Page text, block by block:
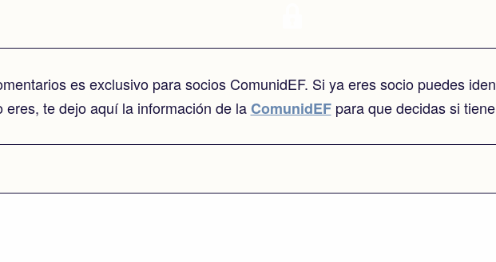
es exclusivo para socios ComunidEF. Si ya eres socio puedes
eres, te dejo aquí la información de laComunidEFpara que decidas si